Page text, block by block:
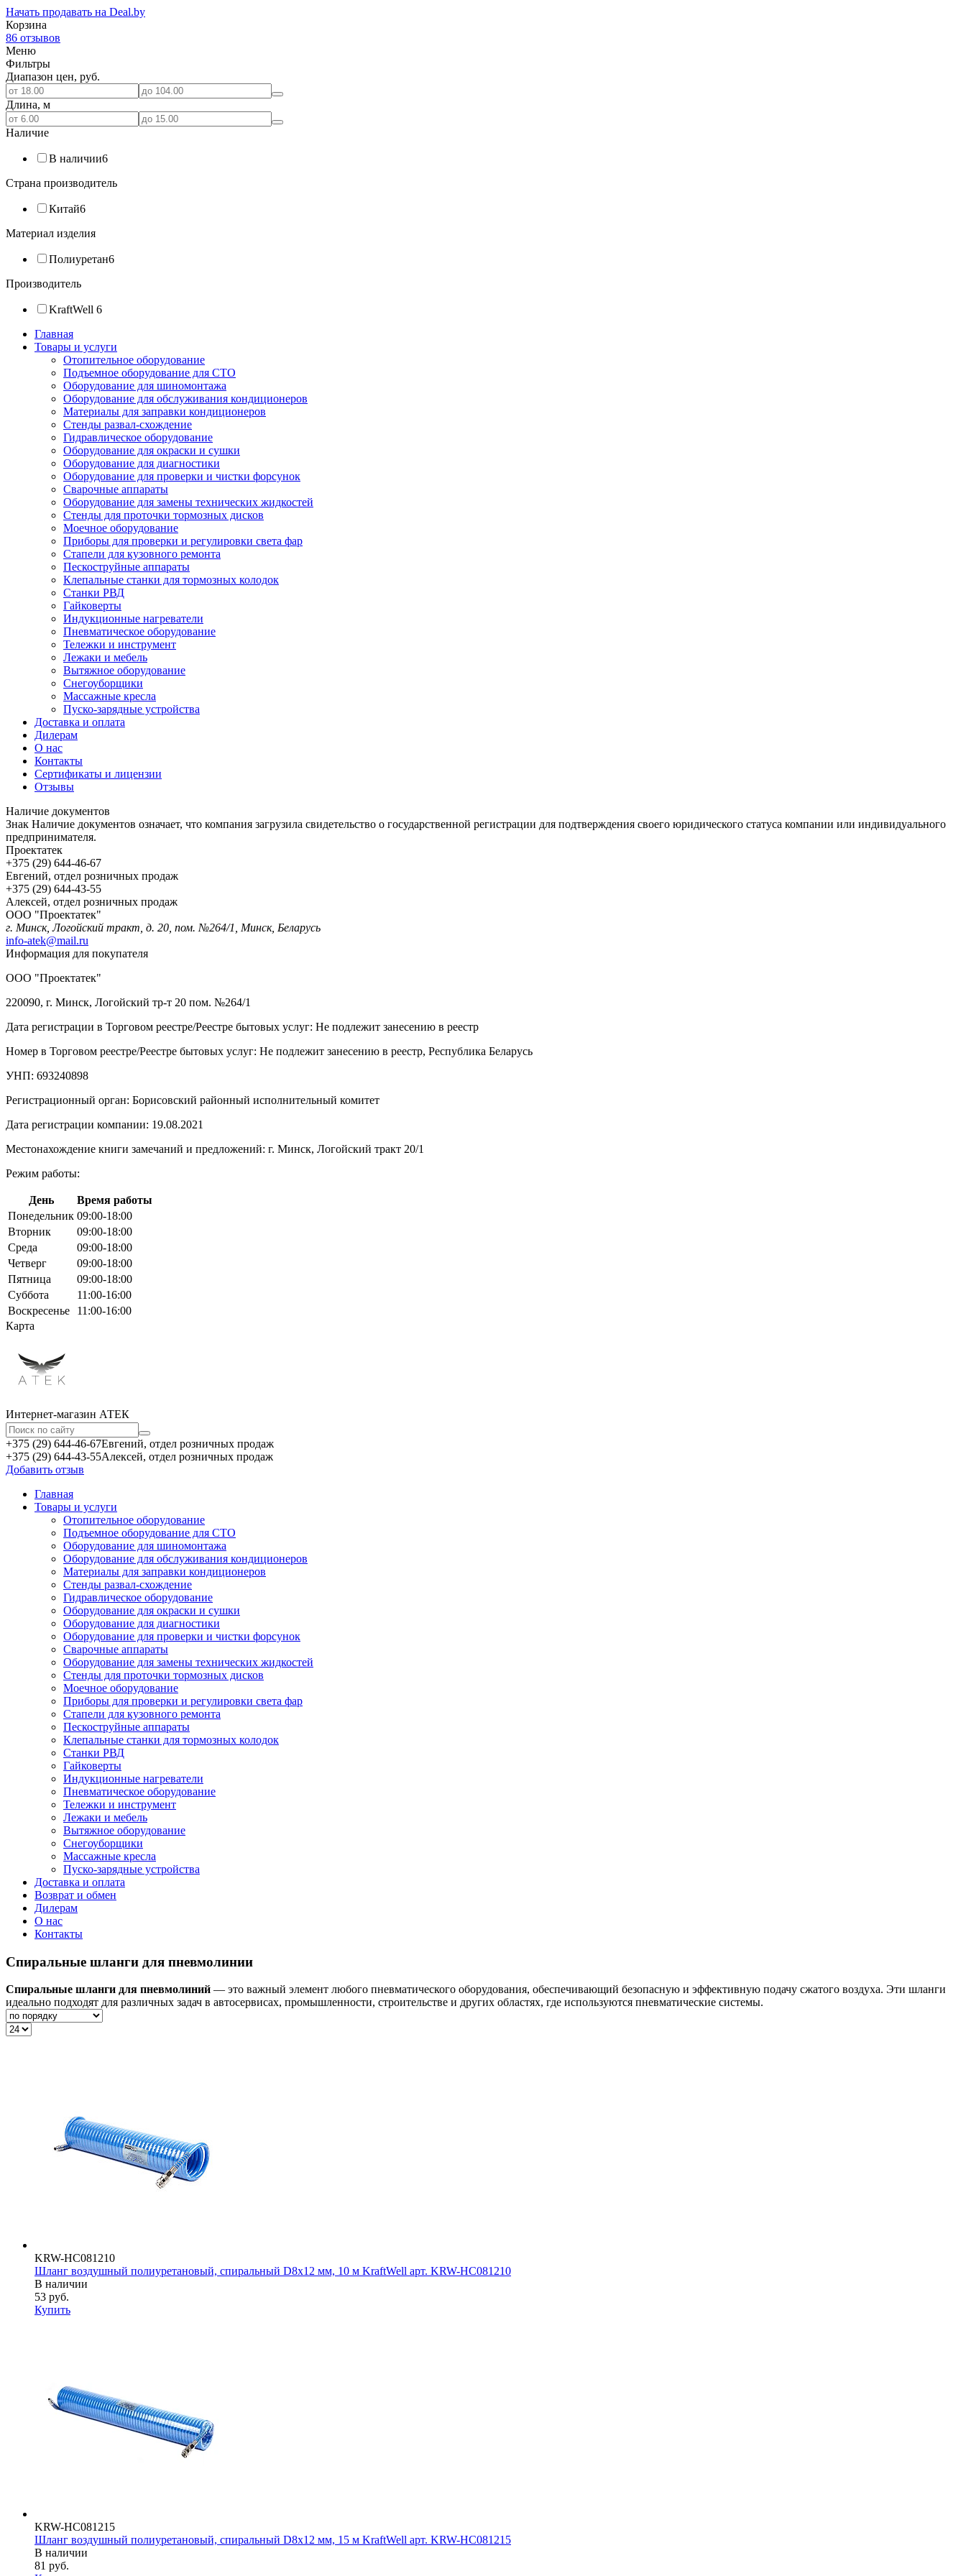
Начать продавать на Deal.by
Корзина
86 отзывов
Меню
Фильтры
Диапазон цен, руб.
Длина, м
Наличие
В наличии6
Страна производитель
Китай6
Материал изделия
Полиуретан6
Производитель
KraftWell 6
Главная
Товары и услуги
Отопительное оборудование
Подъемное оборудование для СТО
Оборудование для шиномонтажа
Оборудование для обслуживания кондиционеров
Материалы для заправки кондиционеров
Стенды развал-схождение
Гидравлическое оборудование
Оборудование для окраски и сушки
Оборудование для диагностики
Оборудование для проверки и чистки форсунок
Сварочные аппараты
Оборудование для замены технических жидкостей
Стенды для проточки тормозных дисков
Моечное оборудование
Приборы для проверки и регулировки света фар
Стапели для кузовного ремонта
Пескоструйные аппараты
Клепальные станки для тормозных колодок
Станки РВД
Гайковерты
Индукционные нагреватели
Пневматическое оборудование
Тележки и инструмент
Лежаки и мебель
Вытяжное оборудование
Снегоуборщики
Массажные кресла
Пуско-зарядные устройства
Доставка и оплата
Дилерам
О нас
Контакты
Сертификаты и лицензии
Отзывы
Наличие документов
Знак Наличие документов означает, что компания загрузила свидетельство о государственной регистрации для подтверждения своего юридического статуса компании или индивидуального
предпринимателя.
Проектатек
+375 (29) 644-46-67
Евгений, отдел розничных продаж
+375 (29) 644-43-55
Алексей, отдел розничных продаж
ООО "Проектатек"
г. Минск, Логойский тракт, д. 20, пом. №264/1, Минск, Беларусь
info-atek@mail.ru
Информация для покупателя
ООО "Проектатек"
220090, г. Минск, Логойский тр-т 20 пом. №264/1
Дата регистрации в Торговом реестре/Реестре бытовых услуг: Не подлежит занесению в реестр
Номер в Торговом реестре/Реестре бытовых услуг: Не подлежит занесению в реестр, Республика Беларусь
УНП: 693240898
Регистрационный орган: Борисовский районный исполнительный комитет
Дата регистрации компании: 19.08.2021
Местонахождение книги замечаний и предложений: г. Минск, Логойский тракт 20/1
Режим работы:
День
Время работы
Понедельник 09:00-18:00
Вторник
09:00-18:00
Среда
09:00-18:00
Четверг
09:00-18:00
Пятница
09:00-18:00
Суббота
11:00-16:00
Воскресенье
11:00-16:00
Карта
Интернет-магазин АТЕКㅤ
+375 (29) 644-46-67Евгений, отдел розничных продаж
+375 (29) 644-43-55Алексей, отдел розничных продаж
Добавить отзыв
Главная
Товары и услуги
Отопительное оборудование
Подъемное оборудование для СТО
Оборудование для шиномонтажа
Оборудование для обслуживания кондиционеров
Материалы для заправки кондиционеров
Стенды развал-схождение
Гидравлическое оборудование
Оборудование для окраски и сушки
Оборудование для диагностики
Оборудование для проверки и чистки форсунок
Сварочные аппараты
Оборудование для замены технических жидкостей
Стенды для проточки тормозных дисков
Моечное оборудование
Приборы для проверки и регулировки света фар
Стапели для кузовного ремонта
Пескоструйные аппараты
Клепальные станки для тормозных колодок
Станки РВД
Гайковерты
Индукционные нагреватели
Пневматическое оборудование
Тележки и инструмент
Лежаки и мебель
Вытяжное оборудование
Снегоуборщики
Массажные кресла
Пуско-зарядные устройства
Доставка и оплата
Возврат и обмен
Дилерам
О нас
Контакты
Спиральные шланги для пневмолинии
Спиральные шланги для пневмолиний — это важный элемент любого пневматического оборудования, обеспечивающий безопасную и эффективную подачу сжатого воздуха. Эти шланги
идеально подходят для различных задач в автосервисах, промышленности, строительстве и других областях, где используются пневматические системы.
KRW-HC081210
Шланг воздушный полиуретановый, спиральный D8х12 мм, 10 м KraftWell арт. KRW-HC081210
В наличии
53 руб.
Купить
KRW-HC081215
Шланг воздушный полиуретановый, спиральный D8х12 мм, 15 м KraftWell арт. KRW-HC081215
В наличии
81 руб.